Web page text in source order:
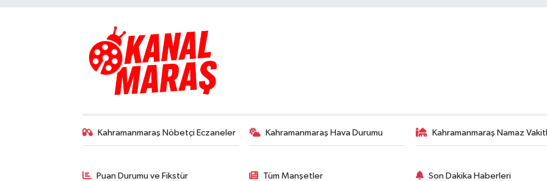
Kahramanmaraş Nöbetçi Eczaneler Kahramanmaraş Hava Durumu Kahramanmaraş Namaz
Puan Durumu ve Fikstür Tüm Manşetler Son Dakika Haberleri